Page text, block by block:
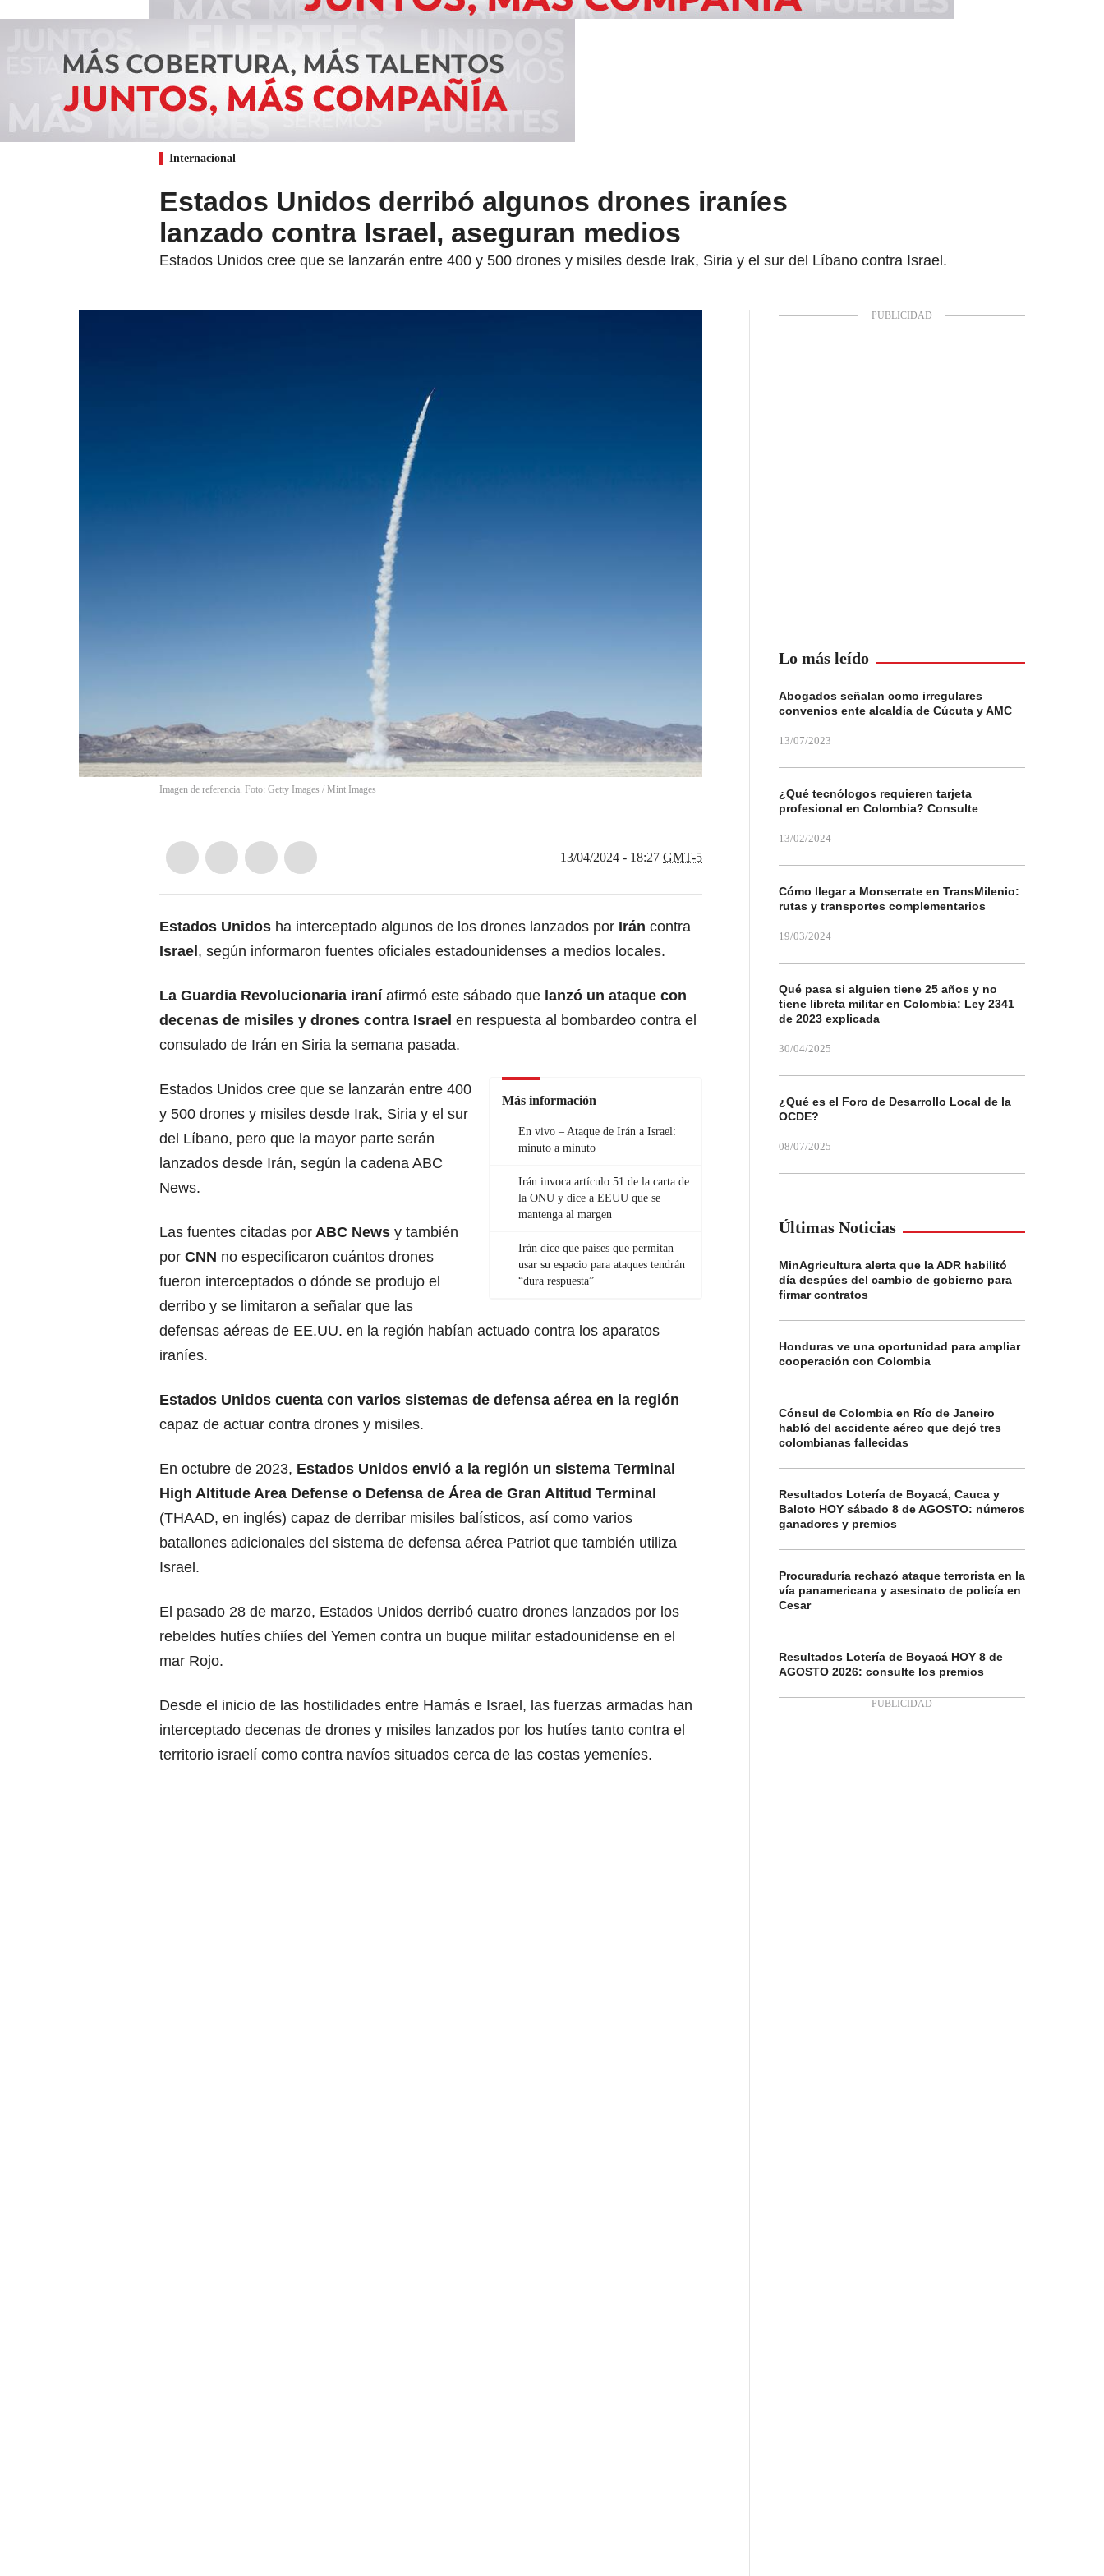
Internacional
Estados Unidos derribó algunos drones iraníes
lanzado contra Israel, aseguran medios
Estados Unidos cree que se lanzarán entre 400 y 500 drones y misiles desde Irak, Siria y el sur del Líbano contra Israel.
Imagen de referencia. Foto: Getty Images / Mint Images
13/04/2024 - 18:27 GMT-5
Estados Unidos ha interceptado algunos de los drones lanzados por Irán contra
Israel , según informaron fuentes oficiales estadounidenses a medios locales.
La Guardia Revolucionaria iraní afirmó este sábado que lanzó un ataque con
decenas de misiles y drones contra Israel en respuesta al bombardeo contra el
consulado de Irán en Siria la semana pasada.
Más información
En vivo – Ataque de Irán a Israel:
minuto a minuto
Irán invoca artículo 51 de la carta de
la ONU y dice a EEUU que se
mantenga al margen
Irán dice que países que permitan
usar su espacio para ataques tendrán
“dura respuesta”
Estados Unidos cree que se lanzarán entre 400
y 500 drones y misiles desde Irak, Siria y el sur
del Líbano, pero que la mayor parte serán
lanzados desde Irán, según la cadena ABC
News.
Las fuentes citadas por ABC News y también
por CNN no especificaron cuántos drones
fueron interceptados o dónde se produjo el
derribo y se limitaron a señalar que las
defensas aéreas de EE.UU. en la región habían actuado contra los aparatos
iraníes.
Estados Unidos cuenta con varios sistemas de defensa aérea en la región
capaz de actuar contra drones y misiles.
En octubre de 2023, Estados Unidos envió a la región un sistema Terminal
High Altitude Area Defense o Defensa de Área de Gran Altitud Terminal
(THAAD, en inglés) capaz de derribar misiles balísticos, así como varios
batallones adicionales del sistema de defensa aérea Patriot que también utiliza
Israel.
El pasado 28 de marzo, Estados Unidos derribó cuatro drones lanzados por los
rebeldes hutíes chiíes del Yemen contra un buque militar estadounidense en el
mar Rojo.
Desde el inicio de las hostilidades entre Hamás e Israel, las fuerzas armadas han
interceptado decenas de drones y misiles lanzados por los hutíes tanto contra el
territorio israelí como contra navíos situados cerca de las costas yemeníes.
Lo más leído
Abogados señalan como irregulares
convenios ente alcaldía de Cúcuta y AMC
13/07/2023
¿Qué tecnólogos requieren tarjeta
profesional en Colombia? Consulte
13/02/2024
Cómo llegar a Monserrate en TransMilenio:
rutas y transportes complementarios
19/03/2024
Qué pasa si alguien tiene 25 años y no
tiene libreta militar en Colombia: Ley 2341
de 2023 explicada
30/04/2025
¿Qué es el Foro de Desarrollo Local de la
OCDE?
08/07/2025
Últimas Noticias
MinAgricultura alerta que la ADR habilitó
día despúes del cambio de gobierno para
firmar contratos
Honduras ve una oportunidad para ampliar
cooperación con Colombia
Cónsul de Colombia en Río de Janeiro
habló del accidente aéreo que dejó tres
colombianas fallecidas
Resultados Lotería de Boyacá, Cauca y
Baloto HOY sábado 8 de AGOSTO: números
ganadores y premios
Procuraduría rechazó ataque terrorista en la
vía panamericana y asesinato de policía en
Cesar
Resultados Lotería de Boyacá HOY 8 de
AGOSTO 2026: consulte los premios